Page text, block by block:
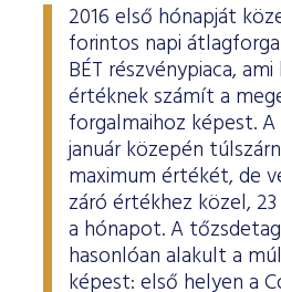
2016 első hónapját
forintos napi
BÉT részvénypiaca,
értéknek számít a
forgalmaihoz képest.
január közepén
maximum értékét, de
záró értékhez közel,
a hónapot. A
hasonlóan alakult a
képest: első helyen a